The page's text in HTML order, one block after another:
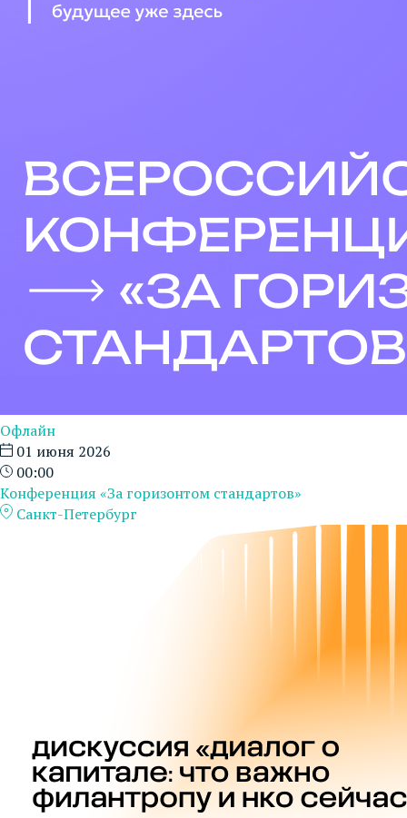
Офлайн
01 июня 2026
00:00
Конференция «За горизонтом стандартов»
Санкт-Петербург